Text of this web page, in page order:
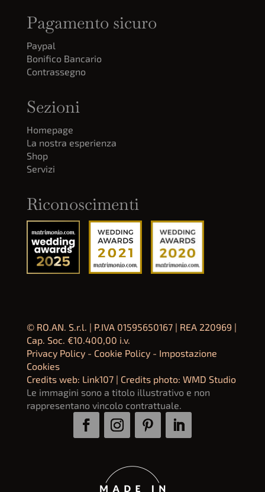
Pagamento sicuro
Paypal
Bonifico Bancario
Contrassegno
Sezioni
Homepage
La nostra esperienza
Shop
Servizi
Riconoscimenti
© RO.AN. S.r.l. | P.IVA 01595650167 | REA 220969 |
Cap. Soc. €10.400,00 i.v.
Privacy Policy- Cookie Policy- Impostazione
Cookies
Credits web: Link107| Credits photo: WMD Studio
Le immagini sono a titolo illustrativo e non
rappresentano vincolo contrattuale.